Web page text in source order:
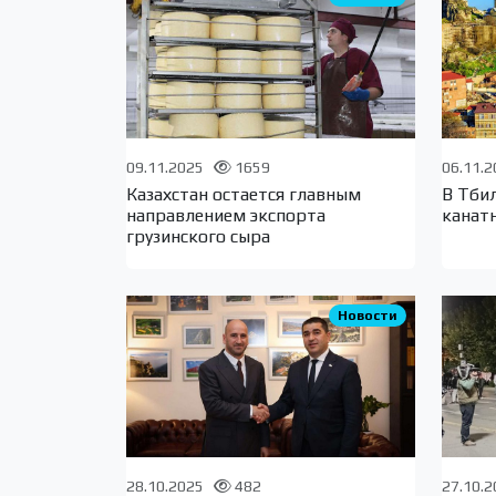
09.11.2025 1659
Казахстан остается главным
направлением экспорта
грузинского сыра
В
Новости
28.10.2025 482